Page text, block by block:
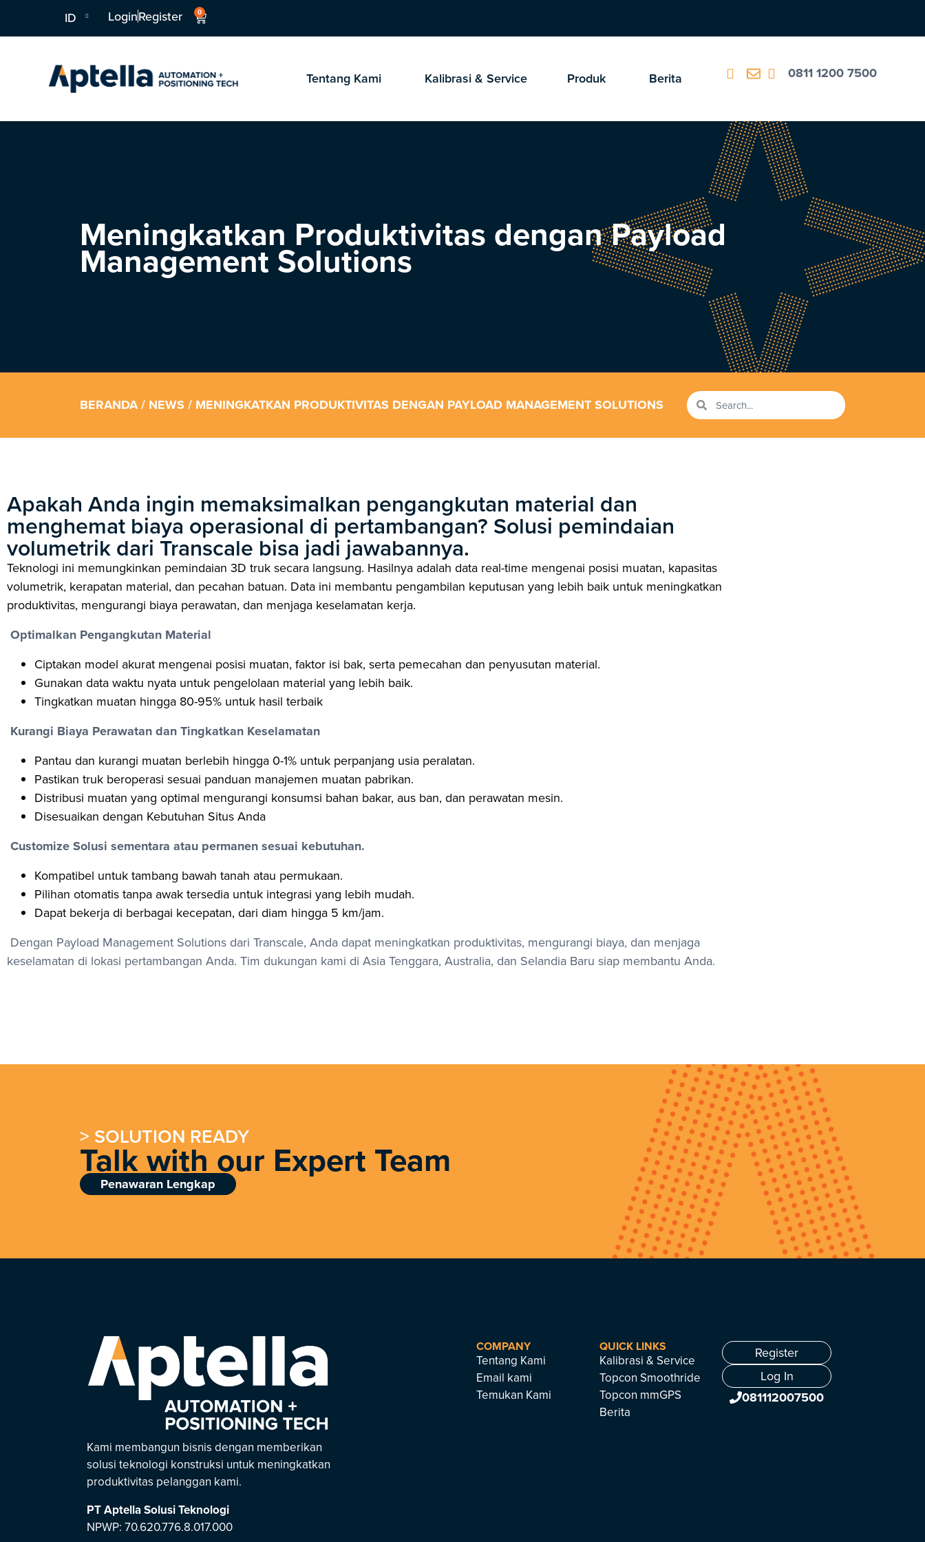
ID LoginRegister 0
Tentang Kami Kalibrasi & Service Produk Berita 0811 1200 7500
Meningkatkan Produktivitas dengan Payload
Management Solutions
BERANDA/ NEWS/ MENINGKATKAN PRODUKTIVITAS DENGAN PAYLOAD MANAGEMENT SOLUTIONS
Apakah Anda ingin memaksimalkan pengangkutan material dan
menghemat biaya operasional di pertambangan? Solusi pemindaian
volumetrik dari Transcale bisa jadi jawabannya.
Teknologi ini memungkinkan pemindaian 3D truk secara langsung. Hasilnya adalah data real-time mengenai posisi muatan, kapasitas
volumetrik, kerapatan material, dan pecahan batuan. Data ini membantu pengambilan keputusan yang lebih baik untuk meningkatkan
produktivitas, mengurangi biaya perawatan, dan menjaga keselamatan kerja.
Optimalkan Pengangkutan Material
Ciptakan model akurat mengenai posisi muatan, faktor isi bak, serta pemecahan dan penyusutan material.
Gunakan data waktu nyata untuk pengelolaan material yang lebih baik.
Tingkatkan muatan hingga 80-95% untuk hasil terbaik
Kurangi Biaya Perawatan dan Tingkatkan Keselamatan
Pantau dan kurangi muatan berlebih hingga 0-1% untuk perpanjang usia peralatan.
Pastikan truk beroperasi sesuai panduan manajemen muatan pabrikan.
Distribusi muatan yang optimal mengurangi konsumsi bahan bakar, aus ban, dan perawatan mesin.
Disesuaikan dengan Kebutuhan Situs Anda
Customize Solusi sementara atau permanen sesuai kebutuhan.
Kompatibel untuk tambang bawah tanah atau permukaan.
Pilihan otomatis tanpa awak tersedia untuk integrasi yang lebih mudah.
Dapat bekerja di berbagai kecepatan, dari diam hingga 5 km/jam.
Dengan Payload Management Solutions dari Transcale, Anda dapat meningkatkan produktivitas, mengurangi biaya, dan menjaga
keselamatan di lokasi pertambangan Anda. Tim dukungan kami di Asia Tenggara, Australia, dan Selandia Baru siap membantu Anda.
> SOLUTION READY
Talk with our Expert Team
Penawaran Lengkap
Kami membangun bisnis dengan memberikan
solusi teknologi konstruksi untuk meningkatkan
produktivitas pelanggan kami.
PT Aptella Solusi Teknologi
NPWP: 70.620.776.8.017.000
COMPANY
Tentang Kami
Email kami
Temukan Kami
QUICK LINKS
Kalibrasi & Service
Topcon Smoothride
Topcon mmGPS
Berita
Register
Log In
081112007500